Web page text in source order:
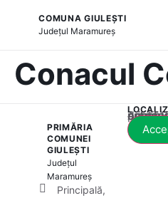
COMUNA GIULEȘTI
Județul Maramureș
Conacul
PRIMĂRIA
COMUNEI
GIULEȘTI
Județul
Maramureș
Principală,
Acest conținut este blocat până când acceptați categoria corespunzătoare de cookie-uri.